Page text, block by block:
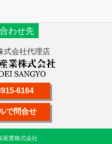
わせ先
式会社代理店
6164
で問合せ
産業株式会社